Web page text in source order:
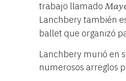
trabajo llamado
Lanchbery también
ballet que organizó
Lanchbery murió en
numerosos arreglos